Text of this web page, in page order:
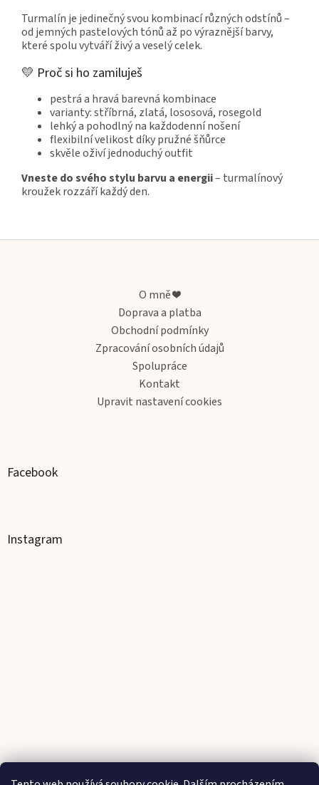
Turmalín je jedinečný svou kombinací různých odstínů –
od jemných pastelových tónů až po výraznější barvy,
které spolu vytváří živý a veselý celek.
💛 Proč si ho zamiluješ
pestrá a hravá barevná kombinace
varianty: stříbrná, zlatá, lososová, rosegold
lehký a pohodlný na každodenní nošení
flexibilní velikost díky pružné šňůrce
skvěle oživí jednoduchý outfit
Vneste do svého stylu barvu a energii– turmalínový
kroužek rozzáří každý den.
Z
O mně ❤️
Doprava a platba
Obchodní podmínky
Zpracování osobních údajů
Spolupráce
Kontakt
Upravit nastavení cookies
Facebook
Instagram